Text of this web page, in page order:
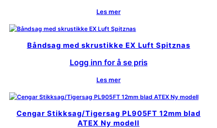
Les mer
Båndsag med skrustikke EX Luft Spitznas
Logg inn for å se pris
Les mer
Cengar Stikksag/Tigersag PL905FT 12mm blad
ATEX Ny modell